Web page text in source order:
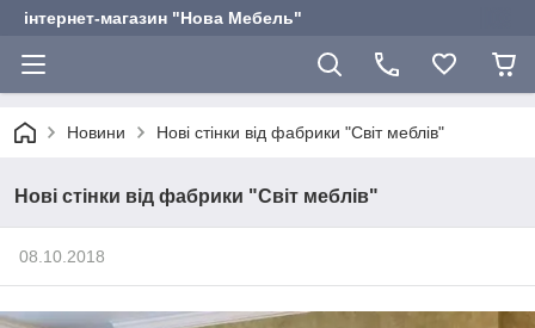
інтернет-магазин "Нова Мебель"
Новини Нові стінки від фабрики "Світ меблів"
Нові стінки від фабрики "Світ меблів"
08.10.2018